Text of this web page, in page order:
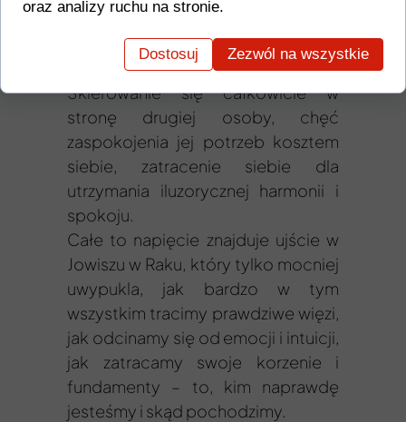
siebie, swoje potrzeby i swoją
prawdę, możemy wybrać pozorny
spokój, jaki daje cień Wagi.
Skierowanie się całkowicie w
stronę drugiej osoby, chęć
zaspokojenia jej potrzeb kosztem
siebie, zatracenie siebie dla
utrzymania iluzorycznej harmonii i
spokoju.
Całe to napięcie znajduje ujście w
Jowiszu w Raku, który tylko mocniej
uwypukla, jak bardzo w tym
wszystkim tracimy prawdziwe więzi,
jak odcinamy się od emocji i intuicji,
jak zatracamy swoje korzenie i
fundamenty – to, kim naprawdę
jesteśmy i skąd pochodzimy.
oraz analizy ruchu na stronie.
Dostosuj Zezwól na wszystkie